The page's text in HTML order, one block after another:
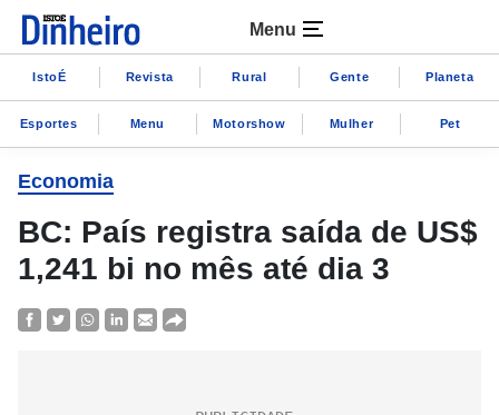
Menu
IstoÉ Revista Rural Gente Planeta
Esportes Menu Motorshow Mulher Pet
Economia
BC: País registra saída de US$
1,241 bi no mês até dia 3